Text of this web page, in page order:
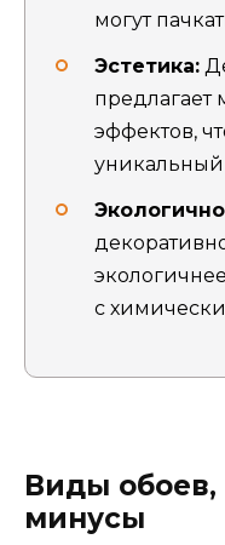
могут
Эстетика:
предлагает
эффектов,
с
Виды
минусы